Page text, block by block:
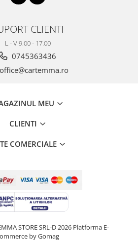
CLIENTI
L - V 9.00 - 17.00
0745363436
office@cartemma.ro
MEU
CLIENTI
COMERCIALE
STORE SRL-D 2026 Platforma E-
by Gomag